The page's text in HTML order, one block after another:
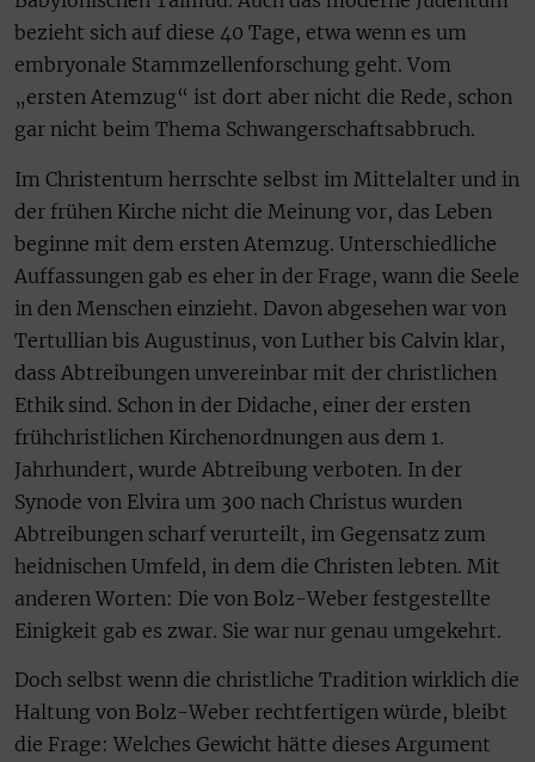
bezieht sich auf diese 40 Tage, etwa wenn es um
embryonale Stammzellenforschung geht. Vom
„ersten Atemzug“ ist dort aber nicht die Rede, schon
gar nicht beim Thema Schwangerschaftsabbruch.
Im Christentum herrschte selbst im Mittelalter und in
der frühen Kirche nicht die Meinung vor, das Leben
beginne mit dem ersten Atemzug. Unterschiedliche
Auffassungen gab es eher in der Frage, wann die Seele
in den Menschen einzieht. Davon abgesehen war von
Tertullian bis Augustinus, von Luther bis Calvin klar,
dass Abtreibungen unvereinbar mit der christlichen
Ethik sind. Schon in der Didache, einer der ersten
frühchristlichen Kirchenordnungen aus dem 1.
Jahrhundert, wurde Abtreibung verboten. In der
Synode von Elvira um 300 nach Christus wurden
Abtreibungen scharf verurteilt, im Gegensatz zum
heidnischen Umfeld, in dem die Christen lebten. Mit
anderen Worten: Die von Bolz-Weber festgestellte
Einigkeit gab es zwar. Sie war nur genau umgekehrt.
Doch selbst wenn die christliche Tradition wirklich die
Haltung von Bolz-Weber rechtfertigen würde, bleibt
die Frage: Welches Gewicht hätte dieses Argument